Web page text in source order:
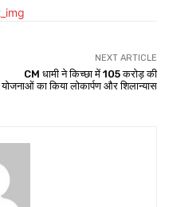
NEXT ARTICLE
CM धामी ने किच्छा में 105 करोड़ की
योजनाओं का किया लोकार्पण और शिलान्यास